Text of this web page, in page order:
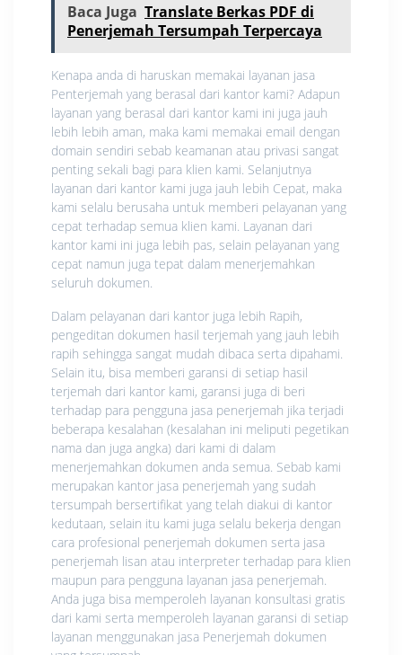
Baca Juga Translate Berkas PDF di
Penerjemah Tersumpah Terpercaya
Kenapa anda di haruskan memakai layanan jasa
Penterjemah yang berasal dari kantor kami? Adapun
layanan yang berasal dari kantor kami ini juga jauh
lebih lebih aman, maka kami memakai email dengan
domain sendiri sebab keamanan atau privasi sangat
penting sekali bagi para klien kami. Selanjutnya
layanan dari kantor kami juga jauh lebih Cepat, maka
kami selalu berusaha untuk memberi pelayanan yang
cepat terhadap semua klien kami. Layanan dari
kantor kami ini juga lebih pas, selain pelayanan yang
cepat namun juga tepat dalam menerjemahkan
seluruh dokumen.
Dalam pelayanan dari kantor juga lebih Rapih,
pengeditan dokumen hasil terjemah yang jauh lebih
rapih sehingga sangat mudah dibaca serta dipahami.
Selain itu, bisa memberi garansi di setiap hasil
terjemah dari kantor kami, garansi juga di beri
terhadap para pengguna jasa penerjemah jika terjadi
beberapa kesalahan (kesalahan ini meliputi pegetikan
nama dan juga angka) dari kami di dalam
menerjemahkan dokumen anda semua. Sebab kami
merupakan kantor jasa penerjemah yang sudah
tersumpah bersertifikat yang telah diakui di kantor
kedutaan, selain itu kami juga selalu bekerja dengan
cara profesional penerjemah dokumen serta jasa
penerjemah lisan atau interpreter terhadap para klien
maupun para pengguna layanan jasa penerjemah.
Anda juga bisa memperoleh layanan konsultasi gratis
dari kami serta memperoleh layanan garansi di setiap
layanan menggunakan jasa Penerjemah dokumen